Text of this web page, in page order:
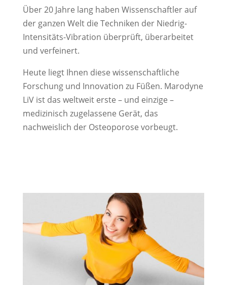
Über 20 Jahre lang haben Wissenschaftler auf
der ganzen Welt die Techniken der Niedrig-
Intensitäts-Vibration überprüft, überarbeitet
und verfeinert.
Heute liegt Ihnen diese wissenschaftliche
Forschung und Innovation zu Füßen. Marodyne
LiV ist das weltweit erste – und einzige –
medizinisch zugelassene Gerät, das
nachweislich der Osteoporose vorbeugt.